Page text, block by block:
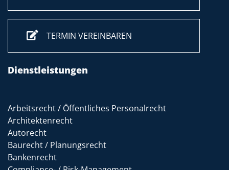
TERMIN VEREINBAREN
Dienstleistungen
Arbeitsrecht / Öffentliches Personalrecht
Architektenrecht
Autorecht
Baurecht / Planungsrecht
Bankenrecht